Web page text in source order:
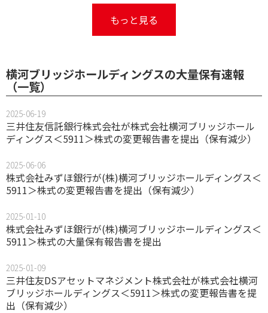
もっと見る
横河ブリッジホールディングスの大量保有速報
（一覧）
2025-06-19
三井住友信託銀行株式会社が株式会社横河ブリッジホール
ディングス＜5911＞株式の変更報告書を提出（保有減少）
2025-06-06
株式会社みずほ銀行が(株)横河ブリッジホールディングス＜
5911＞株式の変更報告書を提出（保有減少）
2025-01-10
株式会社みずほ銀行が(株)横河ブリッジホールディングス＜
5911＞株式の大量保有報告書を提出
2025-01-09
三井住友DSアセットマネジメント株式会社が株式会社横河
ブリッジホールディングス＜5911＞株式の変更報告書を提
出（保有減少）